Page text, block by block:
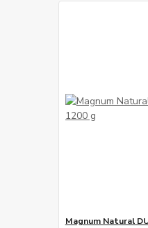
Magnum Natural